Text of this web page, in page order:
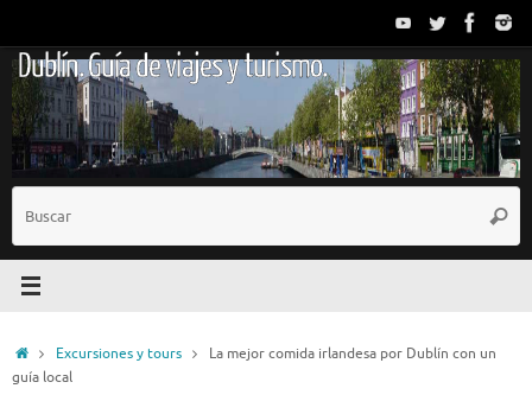
contenido
Dublín. Guía de viajes y turismo.
InicioExcursiones y tours
La mejor comida irlandesa por Dublín con un
guía local